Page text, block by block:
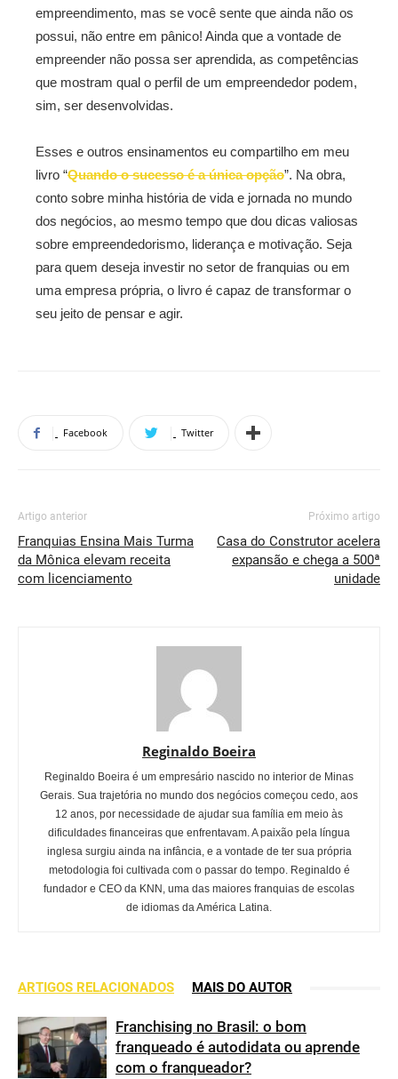
empreendimento, mas se você sente que ainda não os
possui, não entre em pânico! Ainda que a vontade de
empreender não possa ser aprendida, as competências
que mostram qual o perfil de um empreendedor podem,
sim, ser desenvolvidas.
Esses e outros ensinamentos eu compartilho em meu
livro “Quando o sucesso é a única opção”. Na obra,
conto sobre minha história de vida e jornada no mundo
dos negócios, ao mesmo tempo que dou dicas valiosas
sobre empreendedorismo, liderança e motivação. Seja
para quem deseja investir no setor de franquias ou em
uma empresa própria, o livro é capaz de transformar o
seu jeito de pensar e agir.
Facebook Twitter
Artigo anterior
Franquias Ensina Mais Turma
da Mônica elevam receita
com licenciamento
Próximo artigo
Casa do Construtor acelera
expansão e chega a 500ª
unidade
Reginaldo Boeira
Reginaldo Boeira é um empresário nascido no interior de Minas
Gerais. Sua trajetória no mundo dos negócios começou cedo, aos
12 anos, por necessidade de ajudar sua família em meio às
dificuldades financeiras que enfrentavam. A paixão pela língua
inglesa surgiu ainda na infância, e a vontade de ter sua própria
metodologia foi cultivada com o passar do tempo. Reginaldo é
fundador e CEO da KNN, uma das maiores franquias de escolas
de idiomas da América Latina.
ARTIGOS RELACIONADOS MAIS DO AUTOR
Franchising no Brasil: o bom
franqueado é autodidata ou aprende
com o franqueador?